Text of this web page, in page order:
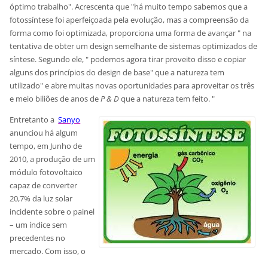
óptimo trabalho". Acrescenta que "há muito tempo sabemos que a
fotossíntese foi aperfeiçoada pela evolução, mas a compreensão da
forma como foi optimizada, proporciona uma forma de avançar " na
tentativa de obter um design semelhante de sistemas optimizados de
síntese. Segundo ele, " podemos agora tirar proveito disso e copiar
alguns dos princípios do design de base" que a natureza tem
utilizado" e abre muitas novas oportunidades para aproveitar os três
e meio biliões de anos deP & Dque a natureza tem feito. "
Entretanto aSanyo
anunciou há algum
tempo, em Junho de
2010, a produção de um
módulo fotovoltaico
capaz de converter
20,7% da luz solar
incidente sobre o painel
– um índice sem
precedentes no
mercado. Com isso, o